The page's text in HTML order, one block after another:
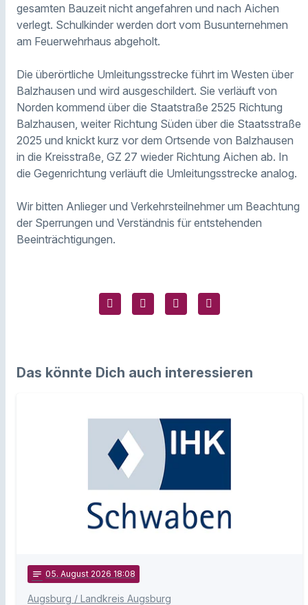
gesamten Bauzeit nicht angefahren und nach Aichen
verlegt. Schulkinder werden dort vom Busunternehmen
am Feuerwehrhaus abgeholt.
Die überörtliche Umleitungsstrecke führt im Westen über
Balzhausen und wird ausgeschildert. Sie verläuft von
Norden kommend über die Staatstraße 2525 Richtung
Balzhausen, weiter Richtung Süden über die Staatsstraße
2025 und knickt kurz vor dem Ortsende von Balzhausen
in die Kreisstraße, GZ 27 wieder Richtung Aichen ab. In
die Gegenrichtung verläuft die Umleitungsstrecke analog.
Wir bitten Anlieger und Verkehrsteilnehmer um Beachtung
der Sperrungen und Verständnis für entstehenden
Beeinträchtigungen.
Das könnte Dich auch interessieren
notes 05. August 2026 18:08
Augsburg / Landkreis Augsburg